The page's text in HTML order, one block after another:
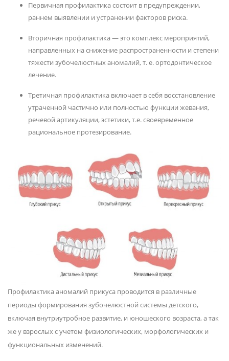
Первичная профилактика состоит в предупреждении,
раннем выявлении и устранении факторов риска.
Вторичная профилактика — это комплекс мероприятий,
направленных на снижение распространенности и степени
тяжести зубочелюстных аномалий, т. е. ортодонтическое
лечение.
Третичная профилактика включает в себя восстановление
утраченной частично или полностью функции жевания,
речевой артикуляции, эстетики, т.е. своевременное
рациональное протезирование.
Профилактика аномалий прикуса проводится в различные
периоды формирования зубочелюстной системы детского,
включая внутриутробное развитие, и юношеского возраста, а так
же у взрослых с учетом физиологических, морфологических и
функциональных изменений.